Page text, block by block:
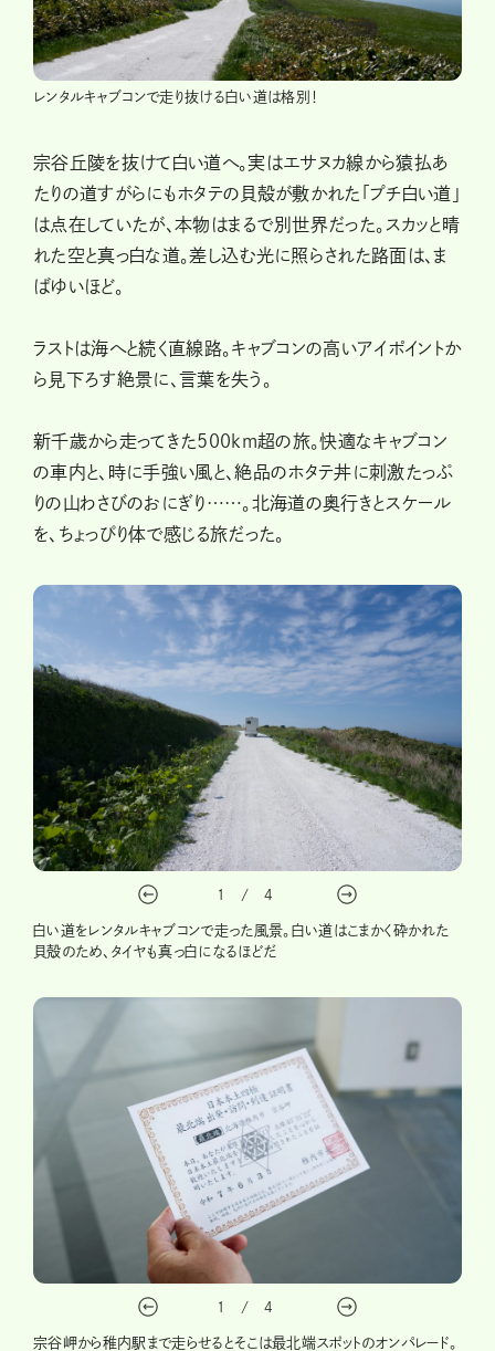
レンタルキャブコンで走り抜ける白い道は格別！
宗谷丘陵を抜けて白い道へ。実はエサヌカ線から猿払あ
たりの道すがらにもホタテの貝殻が敷かれた「プチ白い道」
は点在していたが、本物はまるで別世界だった。スカッと晴
れた空と真っ白な道。差し込む光に照らされた路面は、ま
ばゆいほど。
ラストは海へと続く直線路。キャブコンの高いアイポイントか
ら見下ろす絶景に、言葉を失う。
新千歳から走ってきた500km超の旅。快適なキャブコン
の車内と、時に手強い風と、絶品のホタテ丼に刺激たっぷ
りの山わさびのおにぎり……。北海道の奥行きとスケール
を、ちょっぴり体で感じる旅だった。
1 / 4
白い道をレンタルキャブコンで走った風景。白い道はこまかく砕かれた
貝殻のため、タイヤも真っ白になるほどだ
1 / 4
宗谷岬から稚内駅まで走らせるとそこは最北端スポットのオンパレード。